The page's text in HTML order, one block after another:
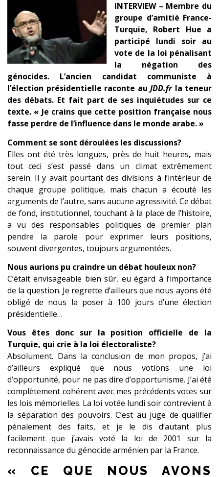
INTERVIEW – Membre du
groupe d’amitié France-
Turquie, Robert Hue a
participé lundi soir au
vote de la loi pénalisant
la négation des
génocides. L’ancien candidat communiste à
l’élection présidentielle raconte au JDD.frla teneur
des débats. Et fait part de ses inquiétudes sur ce
texte. « Je crains que cette position française nous
fasse perdre de l’influence dans le monde arabe. »
Comment se sont déroulées les discussions?
Elles ont été très longues, près de huit heures, mais
tout ceci s’est passé dans un climat extrêmement
serein. Il y avait pourtant des divisions à l’intérieur de
chaque groupe politique, mais chacun a écouté les
arguments de l’autre, sans aucune agressivité. Ce débat
de fond, institutionnel, touchant à la place de l’histoire,
a vu des responsables politiques de premier plan
pendre la parole pour exprimer leurs positions,
souvent divergentes, toujours argumentées.
Nous aurions pu craindre un débat houleux non?
C’était envisageable bien sûr, eu égard à l’importance
de la question. Je regrette d’ailleurs que nous ayons été
obligé de nous la poser à 100 jours d’une élection
présidentielle…
Vous êtes donc sur la position officielle de la
Turquie, qui crie à la loi électoraliste?
Absolument. Dans la conclusion de mon propos, j’ai
d’ailleurs expliqué que nous votions une loi
d’opportunité, pour ne pas dire d’opportunisme. J’ai été
complètement cohérent avec mes précédents votes sur
les lois mémorielles. La loi votée lundi soir contrevient à
la séparation des pouvoirs. C’est au juge de qualifier
pénalement des faits, et je le dis d’autant plus
facilement que j’avais voté la loi de 2001 sur la
reconnaissance du génocide arménien par la France.
« CE QUE NOUS AVONS